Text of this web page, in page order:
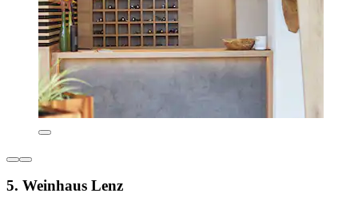
5. Weinhaus Lenz